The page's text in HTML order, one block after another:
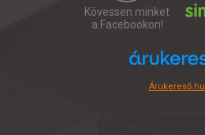
Kövessen minket
a Facebookon!
Árukereső.hu